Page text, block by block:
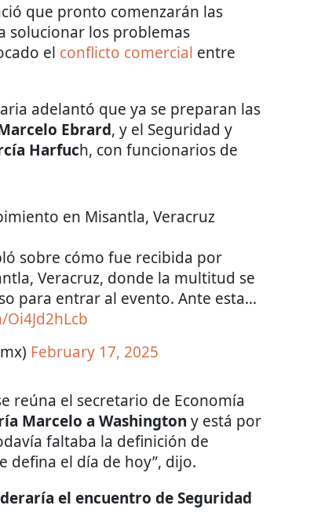
que pronto comenzarán las
solucionar los problemas
el conflicto comercial entre
adelantó que ya se preparan las
Ebrard, y el Seguridad y
Harfuch, con funcionarios de
en Misantla, Veracruz
sobre cómo fue recibida por
Veracruz, donde la multitud se
para entrar al evento. Ante esta…
February 17, 2025
reúna el secretario de Economía
Marcelo a Washington y está por
faltaba la definición de
defina el día de hoy”, dijo.
el encuentro de Seguridad